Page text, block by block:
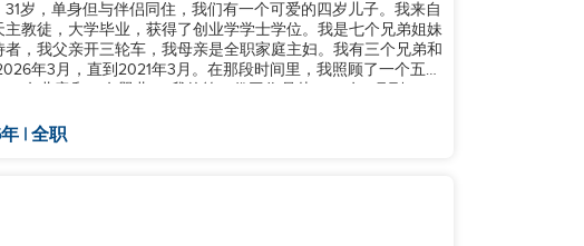
岁，单身但与伴侣同住，我们有一个可爱的四岁儿子。我来自
教徒，大学毕业，获得了创业学学士学位。我是七个兄弟姐妹
，我父亲开三轮车，我母亲是全职家庭主妇。我有三个兄弟和
| 全职